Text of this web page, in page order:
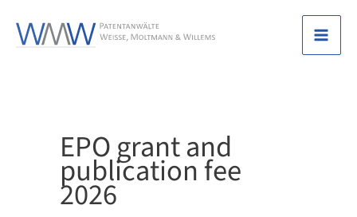
Inhalt
EPO grant and
publication fee
2026